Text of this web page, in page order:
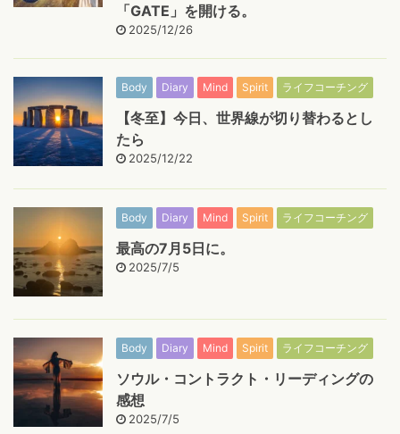
「GATE」を開ける。
2025/12/26
Body Diary Mind Spirit ライフコーチング
【冬至】今日、世界線が切り替わるとし
たら
2025/12/22
Body Diary Mind Spirit ライフコーチング
最高の7月5日に。
2025/7/5
Body Diary Mind Spirit ライフコーチング
ソウル・コントラクト・リーディングの
感想
2025/7/5